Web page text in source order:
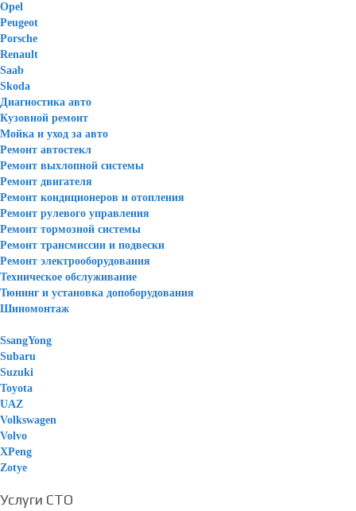
Opel
Peugeot
Porsche
Renault
Saab
Skoda
Диагностика авто
Кузовной ремонт
Мойка и уход за авто
Ремонт автостекл
Ремонт выхлопной системы
Ремонт двигателя
Ремонт кондиционеров и отопления
Ремонт рулевого управления
Ремонт тормозной системы
Ремонт трансмиссии и подвески
Ремонт электрооборудования
Техническое обслуживание
Тюнинг и установка допоборудования
Шиномонтаж
SsangYong
Subaru
Suzuki
Toyota
UAZ
Volkswagen
Volvo
XPeng
Zotye
Услуги СТО